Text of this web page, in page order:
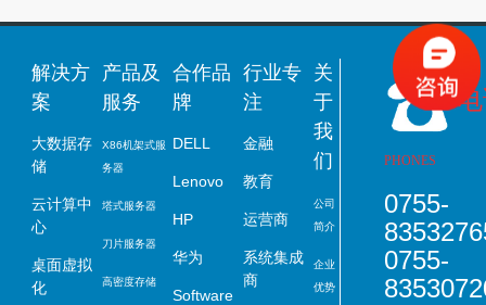
解决方
案
大数据存
储
云计算中
心
桌面虚拟
化
产品及
服务
X86机架式服
务器
塔式服务器
刀片服务器
高密度存储
合作品
牌
DELL
Lenovo
HP
华为
Software
行业专
注
金融
教育
运营商
系统集成
商
关
于
我
们
公司
简介
企业
优势
PHONES
0755-
0755-